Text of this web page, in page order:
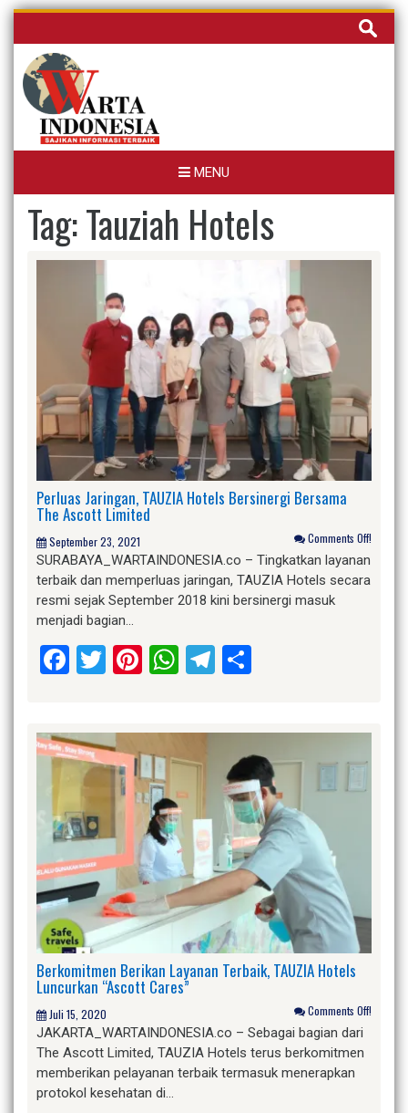
Skip
content
Cari
untuk:
MENU
Tag:Tauziah Hotels
Perluas Jaringan, TAUZIA Hotels Bersinergi Bersama
The Ascott Limited
September 23, 2021 Comments Off!
SURABAYA_WARTAINDONESIA.co – Tingkatkan layanan
terbaik dan memperluas jaringan, TAUZIA Hotels secara
resmi sejak September 2018 kini bersinergi masuk
menjadi bagian…
Facebook
Twitter
Pinterest
WhatsApp
Telegram
Berkomitmen Berikan Layanan Terbaik, TAUZIA Hotels
Luncurkan “Ascott Cares”
Juli 15, 2020 Comments Off!
JAKARTA_WARTAINDONESIA.co – Sebagai bagian dari
The Ascott Limited, TAUZIA Hotels terus berkomitmen
memberikan pelayanan terbaik termasuk menerapkan
protokol kesehatan di…